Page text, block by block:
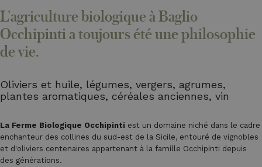
L'agriculture biologique à Baglio
Occhipinti a toujours été une philosophie
de vie.
Oliviers et huile, légumes, vergers, agrumes,
plantes aromatiques, céréales anciennes, vin
La Ferme Biologique Occhipinti est un domaine niché dans le cadre
enchanteur des collines du sud-est de la Sicile, entouré de vignobles
et d'oliviers centenaires appartenant à la famille Occhipinti depuis
des générations.